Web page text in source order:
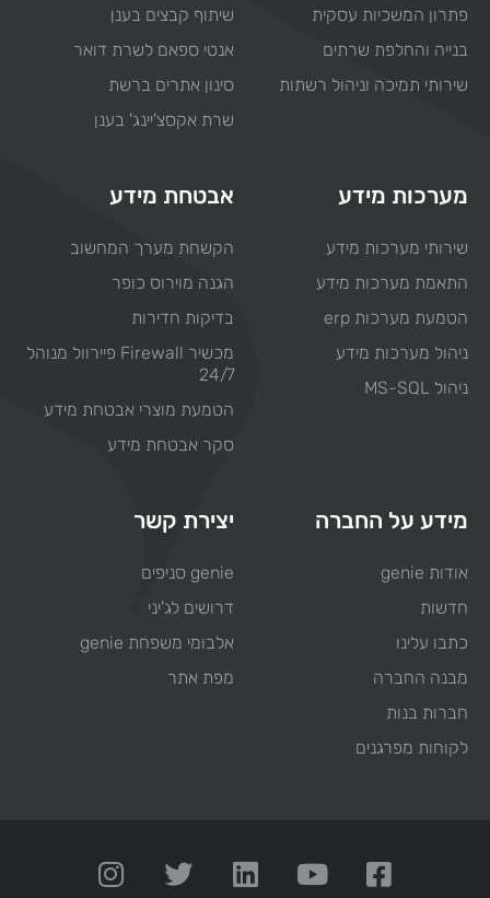
פתרון המשכיות עסקית
בנייה והחלפת שרתים
שירותי תמיכה וניהול רשתות
שיתוף קבצים בענן
אנטי ספאם לשרת דואר
סינון אתרים ברשת
שרת אקסצ'יינג' בענן
מערכות מידע
שירותי מערכות מידע
התאמת מערכות מידע
הטמעת מערכות erp
ניהול מערכות מידע
ניהול MS-SQL
אבטחת מידע
הקשחת מערך המחשוב
הגנה מוירוס כופר
בדיקות חדירות
מכשיר Firewall פיירוול מנוהל
24/7
הטמעת מוצרי אבטחת מידע
סקר אבטחת מידע
מידע על החברה
אודות genie
חדשות
כתבו עלינו
מבנה החברה
חברות בנות
לקוחות מפרגנים
יצירת קשר
genie סניפים
דרושים לג'יני
אלבומי משפחת genie
מפת אתר